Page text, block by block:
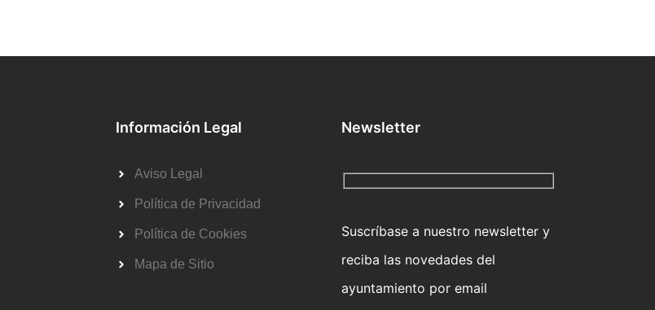
Información Legal
Aviso Legal
Política de Privacidad
Política de Cookies
Mapa de Sitio
Newsletter
Suscríbase a nuestro newsletter y
reciba las novedades del
ayuntamiento por email